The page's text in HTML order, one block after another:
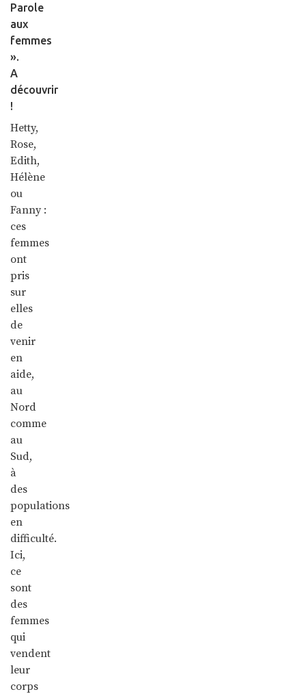
Parole
aux
femmes
».
A
découvrir
!
Hetty,
Rose,
Edith,
Hélène
ou
Fanny :
ces
femmes
ont
pris
sur
elles
de
venir
en
aide,
au
Nord
comme
au
Sud,
à
des
populations
en
difficulté.
Ici,
ce
sont
des
femmes
qui
vendent
leur
corps